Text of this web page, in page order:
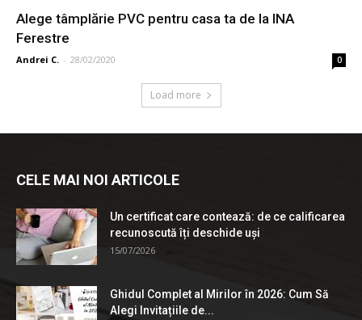
Alege tâmplărie PVC pentru casa ta de la INA
Ferestre
Andrei C. - 28/02/2020 0
Load more
CELE MAI NOI ARTICOLE
Un certificat care contează: de ce calificarea
recunoscută îți deschide uși
15/07/2026
Ghidul Complet al Mirilor în 2026: Cum Să
Alegi Invitațiile de...